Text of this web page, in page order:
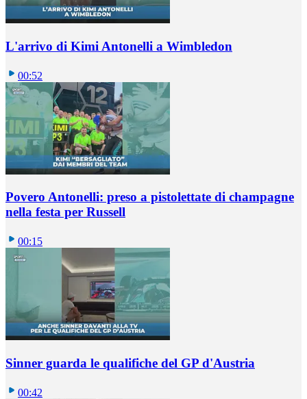
L'arrivo di Kimi Antonelli a Wimbledon
00:52
Povero Antonelli: preso a pistolettate di champagne
nella festa per Russell
00:15
Sinner guarda le qualifiche del GP d'Austria
00:42